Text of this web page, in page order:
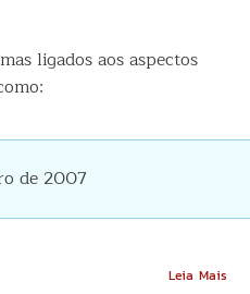
ligados aos aspectos
de 2007
Leia Mais